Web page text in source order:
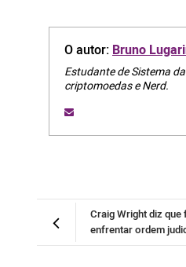
O autor:Bruno
Estudante de Sistema
criptomoedas e Nerd.
Craig Wright diz
enfrentar ordem